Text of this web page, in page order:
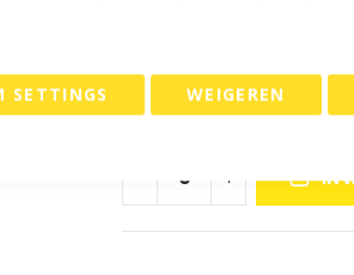
SETTINGS WEIGEREN
Koop 10 voor€ 65,07
IN